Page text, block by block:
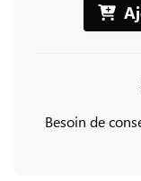
Besoin de